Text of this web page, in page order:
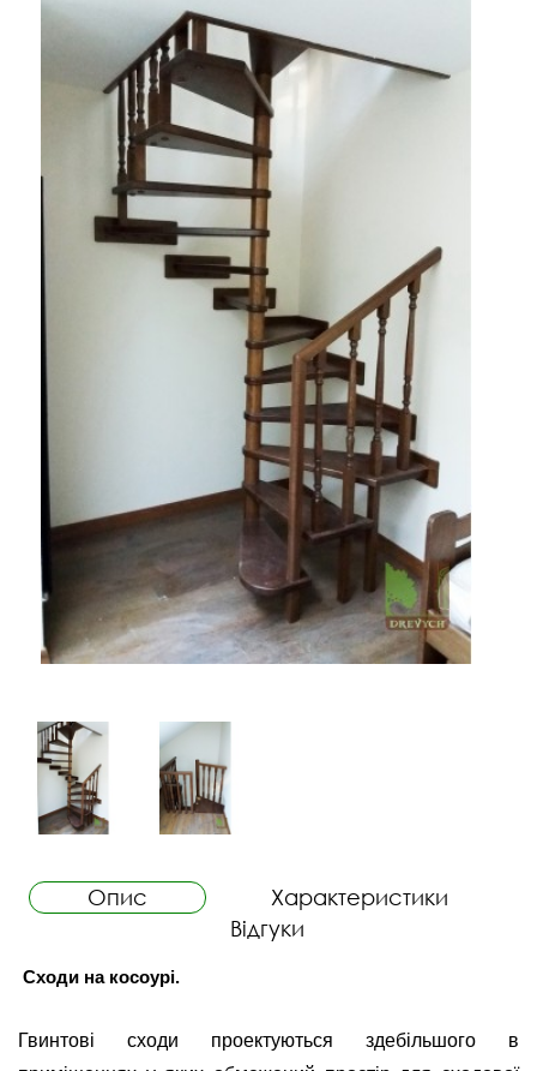
Опис
Характеристики
Відгуки
Сходи на косоурі.
Гвинтові сходи проектуються здебільшого в